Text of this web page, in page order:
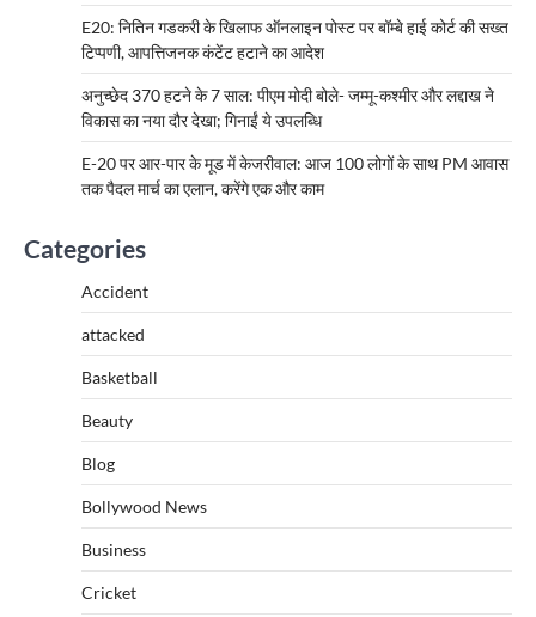
E20: नितिन गडकरी के खिलाफ ऑनलाइन पोस्ट पर बॉम्बे हाई कोर्ट की सख्त
टिप्पणी, आपत्तिजनक कंटेंट हटाने का आदेश
अनुच्छेद 370 हटने के 7 साल: पीएम मोदी बोले- जम्मू-कश्मीर और लद्दाख ने
विकास का नया दौर देखा; गिनाईं ये उपलब्धि
E-20 पर आर-पार के मूड में केजरीवाल: आज 100 लोगों के साथ PM आवास
तक पैदल मार्च का एलान, करेंगे एक और काम
Categories
Accident
attacked
Basketball
Beauty
Blog
Bollywood News
Business
Cricket